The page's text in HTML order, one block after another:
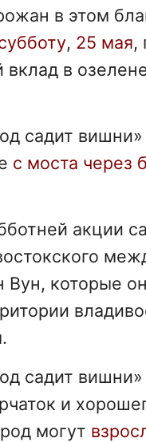
в этом
, 25 мая,
в
садит вишни»
с моста через
акции
Вун, которые
садит
и
могут